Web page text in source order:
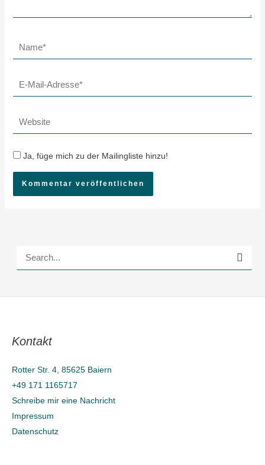
Name*
E-
Mail-
Website
Ja, füge mich zu der Mailingliste hinzu!
c
n
a
c
h
:
Kontakt
Rotter Str. 4, 85625 Baiern
+49 171 1165717
Schreibe mir eine Nachricht
Impressum
Datenschutz